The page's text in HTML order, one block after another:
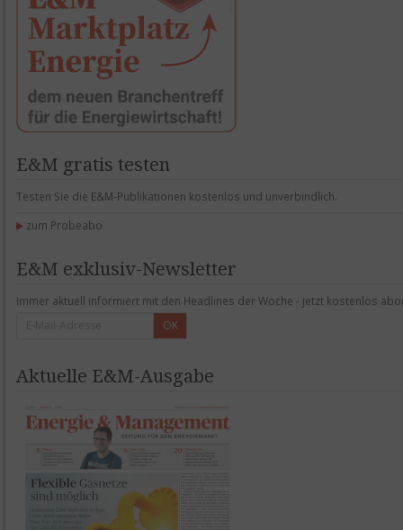
E&M gratis testen
Testen Sie die E&M-Publikationen kostenlos und unverbindlich.
zum Probeabo
E&M exklusiv-Newsletter
Immer aktuell informiert mit den Headlines der Woche - jetzt kostenlos
OK
Aktuelle E&M-Ausgabe